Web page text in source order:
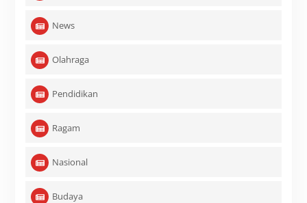
News
Olahraga
Pendidikan
Ragam
Nasional
Budaya